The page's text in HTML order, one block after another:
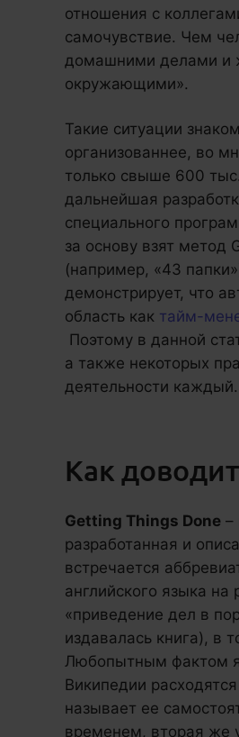
отношения с
самочувствие. Чем
домашними делами и
окружающими».
Такие ситуации
организованнее, во
только свыше 600
дальнейшая
специального
за основу взят
(например, «43
демонстрирует, что
область как тайм-
Поэтому в данной
а также некоторых
деятельности каждый.
Как
Getting Things Done –
разработанная и
встречается
английского языка
«приведение дел в
издавалась книга), в
Любопытным фактом
Википедии
называет ее
временем, вторая же